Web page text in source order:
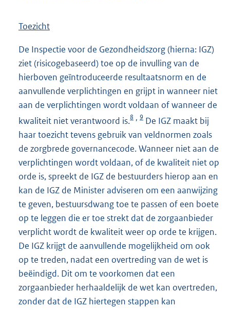
Toezicht
De Inspectie voor de Gezondheidszorg (hierna: IGZ)
ziet (risicogebaseerd) toe op de invulling van de
hierboven geïntroduceerde resultaatsnorm en de
aanvullende verplichtingen en grijpt in wanneer niet
aan de verplichtingen wordt voldaan of wanneer de
kwaliteit niet verantwoord is.8 , 9 De IGZ maakt bij
haar toezicht tevens gebruik van veldnormen zoals
de zorgbrede governancecode. Wanneer niet aan de
verplichtingen wordt voldaan, of de kwaliteit niet op
orde is, spreekt de IGZ de bestuurders hierop aan en
kan de IGZ de Minister adviseren om een aanwijzing
te geven, bestuursdwang toe te passen of een boete
op te leggen die er toe strekt dat de zorgaanbieder
verplicht wordt de kwaliteit weer op orde te krijgen.
De IGZ krijgt de aanvullende mogelijkheid om ook
op te treden, nadat een overtreding van de wet is
beëindigd. Dit om te voorkomen dat een
zorgaanbieder herhaaldelijk de wet kan overtreden,
zonder dat de IGZ hiertegen stappen kan